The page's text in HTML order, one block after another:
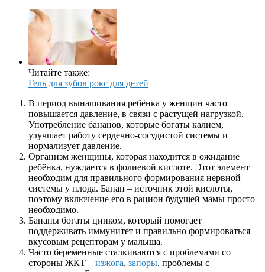
Читайте также:
Гель для зубов рокс для детей
В период вынашивания ребёнка у женщин часто
повышается давление, в связи с растущей нагрузкой.
Употребление бананов, которые богаты калием,
улучшает работу сердечно-сосудистой системы и
нормализует давление.
Организм женщины, которая находится в ожидание
ребёнка, нуждается в фолиевой кислоте. Этот элемент
необходим для правильного формирования нервной
системы у плода. Банан – источник этой кислоты,
поэтому включение его в рацион будущей мамы просто
необходимо.
Бананы богаты цинком, который помогает
поддерживать иммунитет и правильно формироваться
вкусовым рецепторам у малыша.
Часто беременные сталкиваются с проблемами со
стороны ЖКТ – изжога, запоры, проблемы с